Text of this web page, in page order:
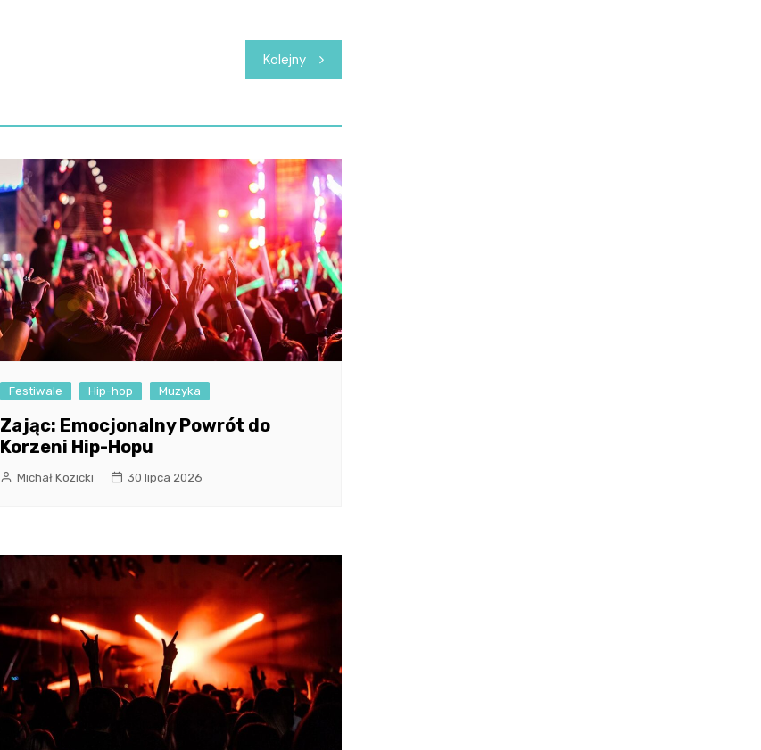
Kolejny
Festiwale Hip-hop Muzyka
Zając: Emocjonalny Powrót do
Korzeni Hip-Hopu
Michał Kozicki 30 lipca 2026